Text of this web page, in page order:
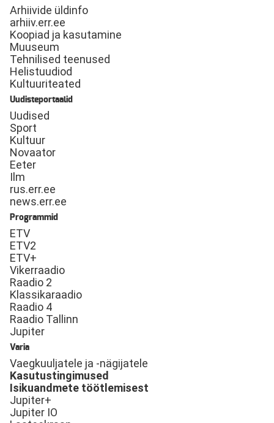
Arhiivide üldinfo
arhiiv.err.ee
Koopiad ja kasutamine
Muuseum
Tehnilised teenused
Helistuudiod
Kultuuriteated
Uudisteportaalid
Uudised
Sport
Kultuur
Novaator
Eeter
Ilm
rus.err.ee
news.err.ee
Programmid
ETV
ETV2
ETV+
Vikerraadio
Raadio 2
Klassikaraadio
Raadio 4
Raadio Tallinn
Jupiter
Varia
Vaegkuuljatele ja -nägijatele
Kasutustingimused
Isikuandmete töötlemisest
Jupiter+
Jupiter IO